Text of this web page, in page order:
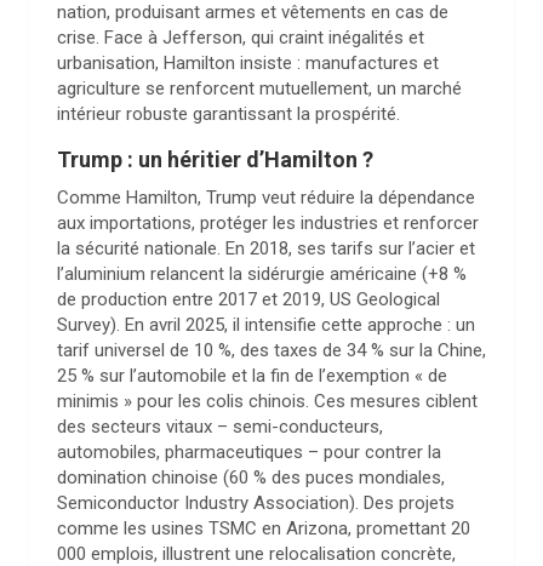
nation, produisant armes et vêtements en cas de
crise. Face à Jefferson, qui craint inégalités et
urbanisation, Hamilton insiste : manufactures et
agriculture se renforcent mutuellement, un marché
intérieur robuste garantissant la prospérité.
Trump : un héritier d’Hamilton ?
Comme Hamilton, Trump veut réduire la dépendance
aux importations, protéger les industries et renforcer
la sécurité nationale. En 2018, ses tarifs sur l’acier et
l’aluminium relancent la sidérurgie américaine (+8 %
de production entre 2017 et 2019, US Geological
Survey). En avril 2025, il intensifie cette approche : un
tarif universel de 10 %, des taxes de 34 % sur la Chine,
25 % sur l’automobile et la fin de l’exemption « de
minimis » pour les colis chinois. Ces mesures ciblent
des secteurs vitaux – semi-conducteurs,
automobiles, pharmaceutiques – pour contrer la
domination chinoise (60 % des puces mondiales,
Semiconductor Industry Association). Des projets
comme les usines TSMC en Arizona, promettant 20
000 emplois, illustrent une relocalisation concrète,